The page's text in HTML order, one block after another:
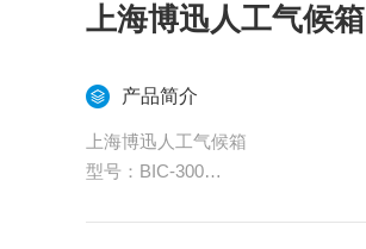
上海博迅人工气候箱
产品简介
上海博迅人工气候箱
型号：BIC-300